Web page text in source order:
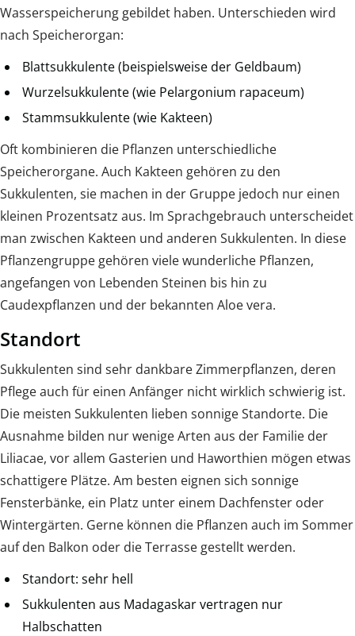
Wasserspeicherung gebildet haben. Unterschieden wird
nach Speicherorgan:
Blattsukkulente (beispielsweise der Geldbaum)
Wurzelsukkulente (wie Pelargonium rapaceum)
Stammsukkulente (wie Kakteen)
Oft kombinieren die Pflanzen unterschiedliche
Speicherorgane. Auch Kakteen gehören zu den
Sukkulenten, sie machen in der Gruppe jedoch nur einen
kleinen Prozentsatz aus. Im Sprachgebrauch unterscheidet
man zwischen Kakteen und anderen Sukkulenten. In diese
Pflanzengruppe gehören viele wunderliche Pflanzen,
angefangen von Lebenden Steinen bis hin zu
Caudexpflanzen und der bekannten Aloe vera.
Standort
Sukkulenten sind sehr dankbare Zimmerpflanzen, deren
Pflege auch für einen Anfänger nicht wirklich schwierig ist.
Die meisten Sukkulenten lieben sonnige Standorte. Die
Ausnahme bilden nur wenige Arten aus der Familie der
Liliacae, vor allem Gasterien und Haworthien mögen etwas
schattigere Plätze. Am besten eignen sich sonnige
Fensterbänke, ein Platz unter einem Dachfenster oder
Wintergärten. Gerne können die Pflanzen auch im Sommer
auf den Balkon oder die Terrasse gestellt werden.
Standort: sehr hell
Sukkulenten aus Madagaskar vertragen nur
Halbschatten